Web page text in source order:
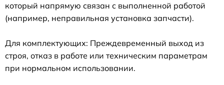
который напрямую связан с выполненной работой
(например, неправильная установка запчасти).
Для комплектующих: Преждевременный выход из
строя, отказ в работе или техническим параметрам
при нормальном использовании.